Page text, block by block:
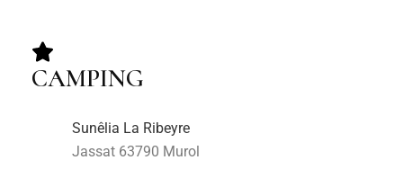
CAMPING
Sunêlia La Ribeyre
Jassat 63790 Murol